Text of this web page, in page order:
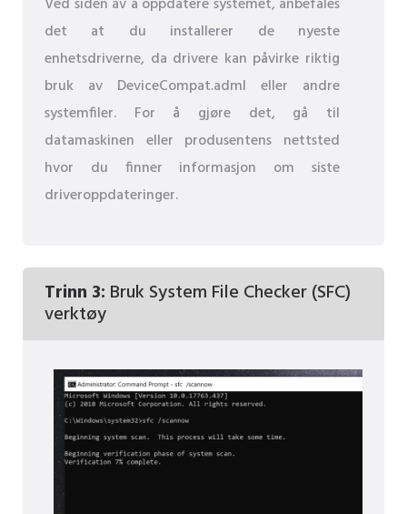
det at du installerer de nyeste
enhetsdriverne, da drivere kan påvirke riktig
bruk av DeviceCompat.adml eller andre
systemfiler. For å gjøre det, gå til
datamaskinen eller produsentens nettsted
hvor du finner informasjon om siste
driveroppdateringer.
Trinn 3: Bruk System File Checker (SFC)
verktøy